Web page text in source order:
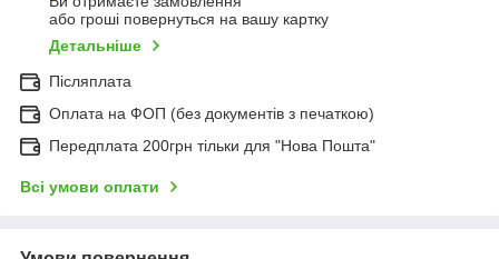
або гроші повернуться на вашу картку
Детальніше
Післяплата
Оплата на ФОП (без документів з печаткою)
Передплата 200грн тільки для "Нова Пошта"
Всі умови оплати